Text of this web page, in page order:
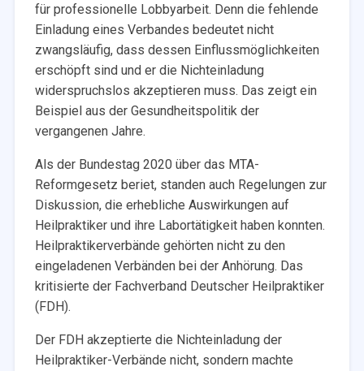
für professionelle Lobbyarbeit. Denn die fehlende
Einladung eines Verbandes bedeutet nicht
zwangsläufig, dass dessen Einflussmöglichkeiten
erschöpft sind und er die Nichteinladung
widerspruchslos akzeptieren muss. Das zeigt ein
Beispiel aus der Gesundheitspolitik der
vergangenen Jahre.
Als der Bundestag 2020 über das MTA-
Reformgesetz beriet, standen auch Regelungen zur
Diskussion, die erhebliche Auswirkungen auf
Heilpraktiker und ihre Labortätigkeit haben konnten.
Heilpraktikerverbände gehörten nicht zu den
eingeladenen Verbänden bei der Anhörung. Das
kritisierte der Fachverband Deutscher Heilpraktiker
(FDH).
Der FDH akzeptierte die Nichteinladung der
Heilpraktiker-Verbände nicht, sondern machte